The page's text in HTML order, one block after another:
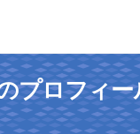
プロフィー